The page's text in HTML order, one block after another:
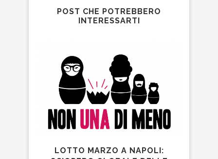
POST CHE POTREBBERO
INTERESSARTI
LOTTO MARZO A NAPOLI: